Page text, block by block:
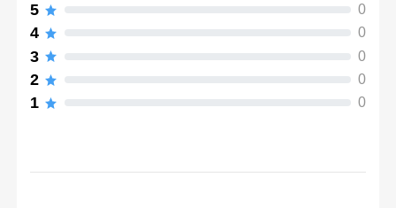
5 0
4 0
3 0
2 0
1 0